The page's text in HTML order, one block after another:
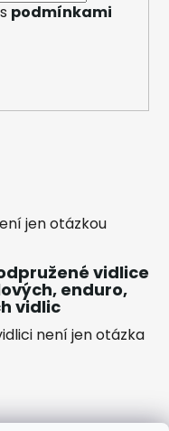
podmínkami
jen otázkou
vidlice
enduro,
vidlic
není jen otázka